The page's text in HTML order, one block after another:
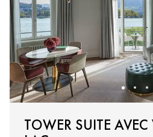
TOWER SUITE AVEC